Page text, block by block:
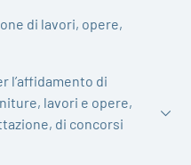
di lavori, opere,
l’affidamento di
lavori e opere,
di concorsi